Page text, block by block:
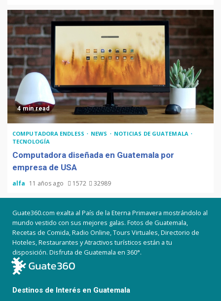
4 min read
COMPUTADORA ENDLESS NEWS
NOTICIAS DE GUATEMALA
TECNOLOGÍA
Computadora diseñada en Guatemala por
empresa de USA
alfa 11 años ago 1572 32989
Guate360.com exalta al País de la Eterna Primavera mostrándolo al
mundo vestido con sus mejores galas. Fotos de Guatemala,
Recetas de Comida, Radio Online, Tours Virtuales, Directorio de
Hoteles, Restaurantes y Atractivos turísticos están a tu
disposición. Disfruta de Guatemala en 360°.
Destinos de Interés en Guatemala